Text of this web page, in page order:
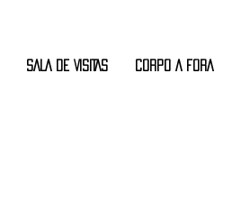
SALA DE VISITAS CORPO A FORA